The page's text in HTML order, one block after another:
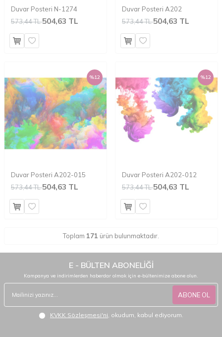
Duvar Posteri N-1274
573,44 TL504,63 TL
Duvar Posteri A202
573,44 TL504,63 TL
%12
Duvar Posteri A202-015
573,44 TL504,63 TL
%12
Duvar Posteri A202-012
573,44 TL504,63 TL
Toplam 171 ürün bulunmaktadır.
E - BÜLTEN ABONELİĞİ
Kampanya ve indirimlerden haberdar olmak için e-bültenimize abone olun.
ABONE OL
KVKK Sözleşmesi'ni, okudum, kabul ediyorum.